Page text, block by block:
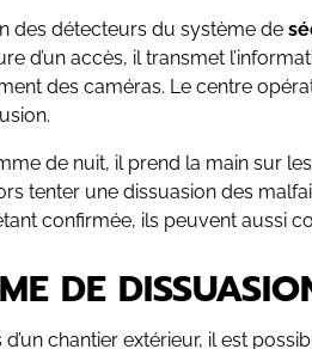
des détecteurs du système de
d’un accès, il transmet
des caméras. Le centre
de nuit, il prend la main sur
tenter une dissuasion des
confirmée, ils peuvent aussi
DE
d’un chantier extérieur, il est